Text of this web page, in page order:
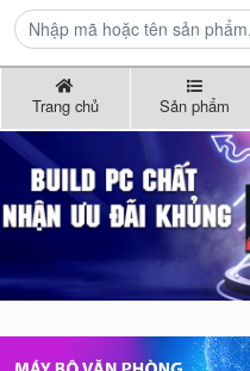
Trang chủ Sản phẩm